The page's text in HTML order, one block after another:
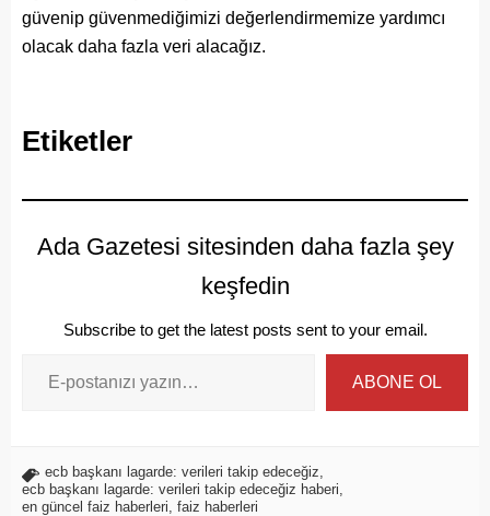
güvenip güvenmediğimizi değerlendirmemize yardımcı
olacak daha fazla veri alacağız.
Etiketler
Ada Gazetesi sitesinden daha fazla şey
keşfedin
Subscribe to get the latest posts sent to your email.
ABONE OL
ecb başkanı lagarde: verileri takip edeceğiz
ecb başkanı lagarde: verileri takip edeceğiz haberi
en güncel faiz haberleri faiz haberleri